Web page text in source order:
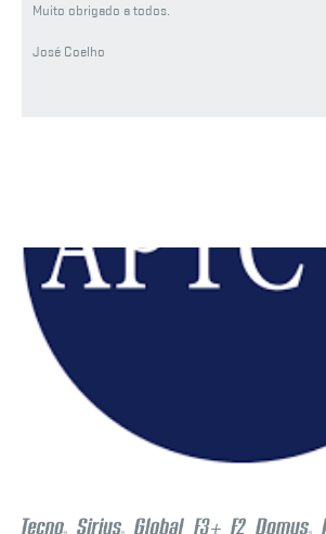
Muito obrigado a todos.
José Coelho